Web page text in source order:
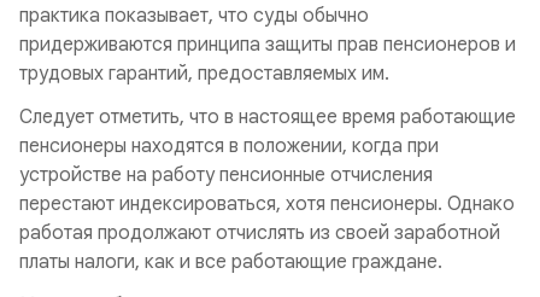
практика показывает, что суды обычно
придерживаются принципа защиты прав пенсионеров и
трудовых гарантий, предоставляемых им.
Следует отметить, что в настоящее время работающие
пенсионеры находятся в положении, когда при
устройстве на работу пенсионные отчисления
перестают индексироваться, хотя пенсионеры. Однако
работая продолжают отчислять из своей заработной
платы налоги, как и все работающие граждане.